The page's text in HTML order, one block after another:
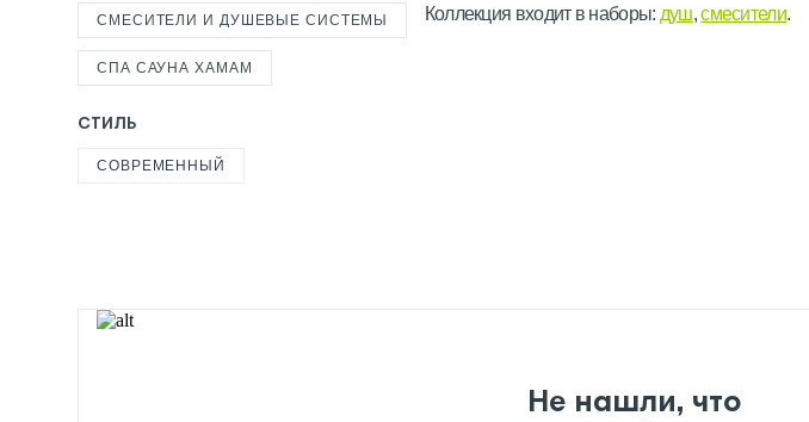
СМЕСИТЕЛИ И ДУШЕВЫЕ СИСТЕМЫ
СПА САУНА ХАМАМ
СТИЛЬ
СОВРЕМЕННЫЙ
Коллекция входит в наборы: душ,смесители.
Не нашли, что